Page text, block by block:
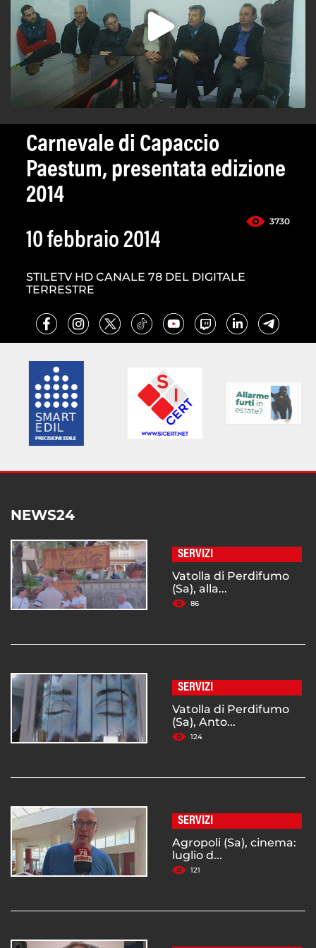
Carnevale di Capaccio
Paestum, presentata edizione
2014
3730
10 febbraio 2014
STILETV HD CANALE 78 DEL DIGITALE
TERRESTRE
NEWS24
SERVIZI
Vatolla di Perdifumo
(Sa), alla...
86
SERVIZI
Vatolla di Perdifumo
(Sa), Anto...
124
SERVIZI
Agropoli (Sa), cinema:
luglio d...
121